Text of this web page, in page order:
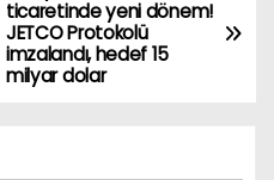
ticaretinde yeni dönem!
JETCO Protokolü
imzalandı, hedef 15
milyar dolar